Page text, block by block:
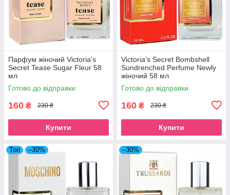
Парфум жіночий Victoria's
Secret Tease Sugar Fleur 58
мл
Готово до відправки
160 ₴ 230 ₴
Купити
Victoria's Secret Bombshell
Sundrenched Perfume Newly
жіночий 58 мл
Готово до відправки
160 ₴ 230 ₴
Купити
Топ –30% –30%